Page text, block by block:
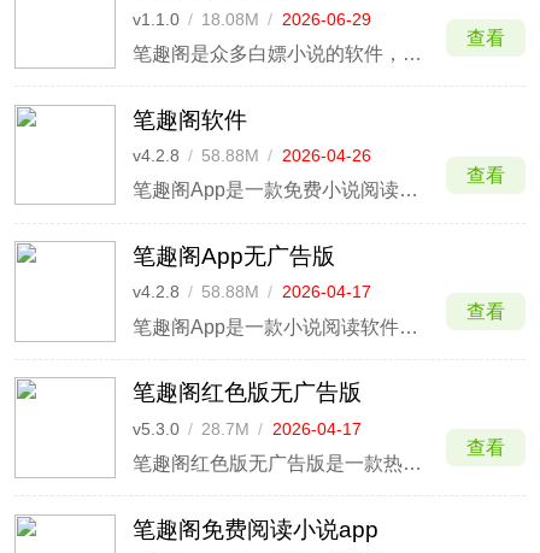
v1.1.0 / 18.08M / 2026-06-29
笔趣阁是众多白嫖小说的软件，现如今各种版本笔趣阁层出不穷，许多都需要看广告、做任务才能进行阅读，给用户们带来极其不便，而本次为大家提供的是笔趣阁橙色版本无广告，该版本已帮助大家去除广告，绿色、安全、免费，安装后可直接畅快阅读小说，内置海量资源小说，提供多种小说分类，直接筛选
查看
笔趣阁软件
v4.2.8 / 58.88M / 2026-04-26
笔趣阁App是一款免费小说阅读软件，引入海量优质书源，玄幻修仙、都市爽文、古言言情等连载、完本小说应有具有，让用户告别书荒。通过专业搜索引擎，用户只需输入小说名称，平台将自动列出多个书源，帮助用户快速找到所需的小说，提升整体阅读效率。
查看
笔趣阁App无广告版
v4.2.8 / 58.88M / 2026-04-17
笔趣阁App是一款小说阅读软件，内置多个全网优质书源，玄幻、都市言情、悬疑、科幻等类型小说应有尽有。软件内多个书源可随时切换，用户在阅读过程中，若出现乱码、错别字或者是无法加载等现象，可直接选择其他书源继续阅读。
查看
笔趣阁红色版无广告版
v5.3.0 / 28.7M / 2026-04-17
笔趣阁红色版无广告版是一款热门的免费小说、漫画阅读软件，该版本没有广告，无需会员，非常适合用户使用！ 笔趣阁红色版无广告版相较于其他笔趣阁而言，它的界面简洁，用户可以在页面处进行筛选、分类选择不同板块的小说或漫画，点击即可阅读。
查看
笔趣阁免费阅读小说app